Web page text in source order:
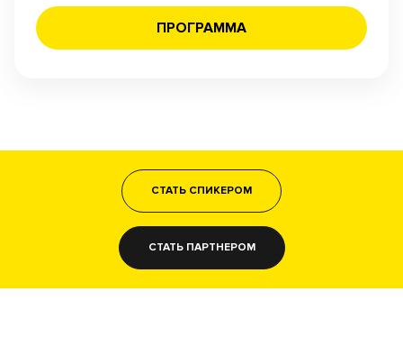
ПРОГРАММА
СТАТЬ СПИКЕРОМ
СТАТЬ ПАРТНЕРОМ